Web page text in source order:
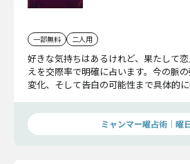
一部無料 二人用
好きな気持ちはあるけれど、果たして恋
えを交際率で明確に占います。今の脈
変化、そして告白の可能性まで具体的
ミャンマー曜占術│曜